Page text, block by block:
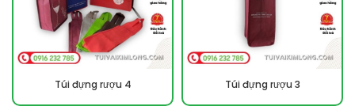
Túi đựng rượu 4 Túi đựng rượu 3